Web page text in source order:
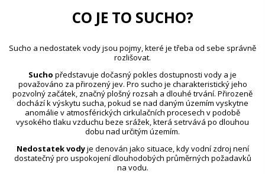
CO JE TO SUCHO?
Sucho a nedostatek vody jsou pojmy, které je třeba od sebe správně
rozlišovat.
Sucho představuje dočasný pokles dostupnosti vody a je
považováno za přirozený jev. Pro sucho je charakteristický jeho
pozvolný začátek, značný plošný rozsah a dlouhé trvání. Přirozeně
dochází k výskytu sucha, pokud se nad daným územím vyskytne
anomálie v atmosférických cirkulačních procesech v podobě
vysokého tlaku vzduchu beze srážek, která setrvává po dlouhou
dobu nad určitým územím.
Nedostatek vodyje definován jako situace, kdy vodní zdroj není
dostatečný pro uspokojení dlouhodobých průměrných požadavků
na vodu.